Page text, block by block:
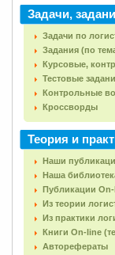
Задачи,
Задачи по
Задания (по
Курсовые,
Тестовые
Контрольные
Кроссворды
Теория и
Наши
Наша
Публикации
Из теории
Из практики
Книги On-line
Авторефераты